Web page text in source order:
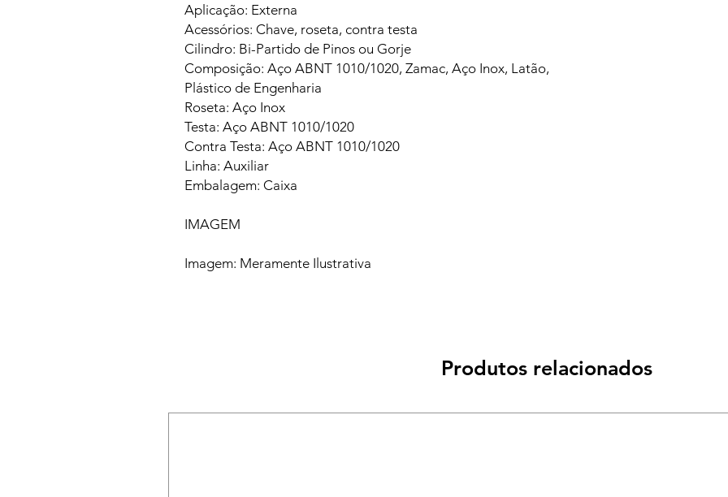
Aplicação: Externa
Acessórios: Chave, roseta, contra testa
Cilindro: Bi-Partido de Pinos ou Gorje
Composição: Aço ABNT 1010/1020, Zamac, Aço Inox, Latão,
Plástico de Engenharia
Roseta: Aço Inox
Testa: Aço ABNT 1010/1020
Contra Testa: Aço ABNT 1010/1020
Linha: Auxiliar
Embalagem: Caixa
IMAGEM
Imagem: Meramente Ilustrativa
Produtos relacionados